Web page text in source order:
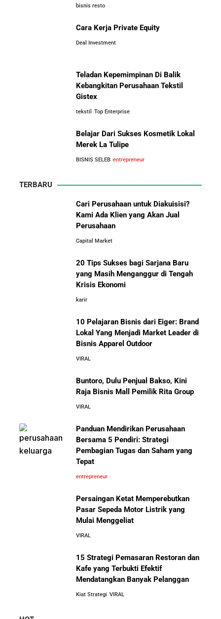
bisnis resto
Cara Kerja Private Equity
Deal Investment
Teladan Kepemimpinan Di Balik
Kebangkitan Perusahaan Tekstil
Gistex
tekstil Top Enterprise
Belajar Dari Sukses Kosmetik Lokal
Merek La Tulipe
BISNIS SELEB entrepreneur
TERBARU
Cari Perusahaan untuk Diakuisisi?
Kami Ada Klien yang Akan Jual
Perusahaan
Capital Market
20 Tips Sukses bagi Sarjana Baru
yang Masih Menganggur di Tengah
Krisis Ekonomi
karir
10 Pelajaran Bisnis dari Eiger: Brand
Lokal Yang Menjadi Market Leader di
Bisnis Apparel Outdoor
VIRAL
Buntoro, Dulu Penjual Bakso, Kini
Raja Bisnis Mall Pemilik Rita Group
VIRAL
Panduan Mendirikan Perusahaan
Bersama 5 Pendiri: Strategi
Pembagian Tugas dan Saham yang
Tepat
entrepreneur
Persaingan Ketat Memperebutkan
Pasar Sepeda Motor Listrik yang
Mulai Menggeliat
VIRAL
15 Strategi Pemasaran Restoran dan
Kafe yang Terbukti Efektif
Mendatangkan Banyak Pelanggan
Kiat Strategi VIRAL